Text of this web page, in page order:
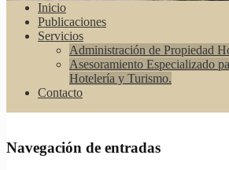
Inicio
Publicaciones
Servicios
Administración de Propiedad
Asesoramiento Especializado
Hotelería y Turismo.
Contacto
Navegación de entradas